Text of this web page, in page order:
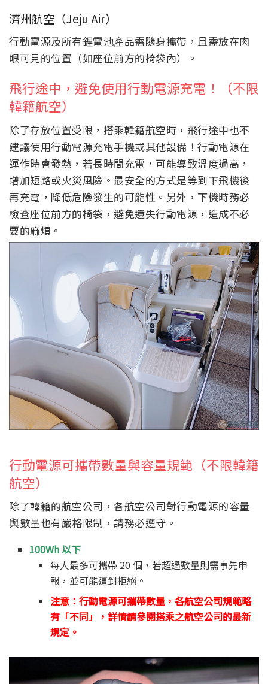
濟州航空（Jeju Air）
行動電源及所有鋰電池產品需隨身攜帶，且需放在肉
眼可見的位置（如座位前方的椅袋內）。
飛行途中，避免使用行動電源充電！（不限
韓籍航空）
除了存放位置受限，搭乘韓籍航空時，飛行途中也不
建議使用行動電源充電手機或其他設備！行動電源在
運作時會發熱，若長時間充電，可能導致溫度過高，
增加短路或火災風險。最安全的方式是等到下飛機後
再充電，降低危險發生的可能性。另外，下機時務必
檢查座位前方的椅袋，避免遺失行動電源，造成不必
要的麻煩。
行動電源可攜帶數量與容量規範（不限韓籍
航空）
除了韓籍的航空公司，各航空公司對行動電源的容量
與數量也有嚴格限制，請務必遵守。
100Wh 以下
每人最多可攜帶 20 個，若超過數量則需事先申
報，並可能遭到拒絕。
注意：行動電源可攜帶數量，各航空公司規範略
有「不同」，詳情請參閱搭乘之航空公司的最新
規定。